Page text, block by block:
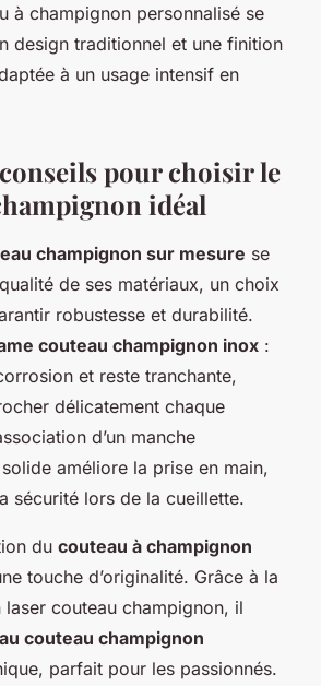
à champignon personnalisé se
design traditionnel et une finition
à un usage intensif en
pour choisir le
idéal
champignon sur mesure se
de ses matériaux, un choix
robustesse et durabilité.
couteau champignon inox :
et reste tranchante,
délicatement chaque
d’un manche
améliore la prise en main,
sécurité lors de la cueillette.
du couteau à champignon
touche d’originalité. Grâce à la
laser couteau champignon, il
couteau champignon
parfait pour les passionnés.